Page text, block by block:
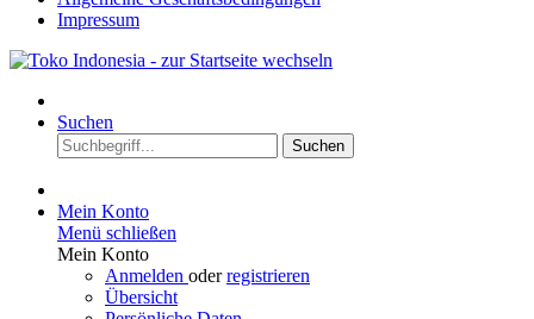
Impressum
Suchen
Suchen
Mein Konto
Menü schließen
Mein Konto
Anmelden oderregistrieren
Übersicht